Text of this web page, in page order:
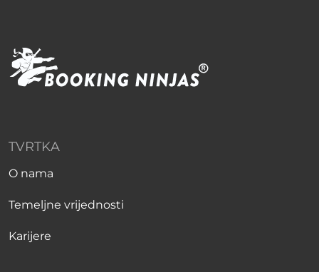
TVRTKA
O nama
Temeljne vrijednosti
Karijere